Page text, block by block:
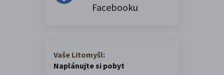
Facebooku
Vaše Litomyšl:
Naplánujte si pobyt